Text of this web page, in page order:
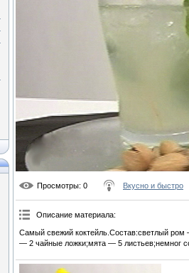
Просмотры: 0 Вкусно и быстро
Описание материала:
Самый свежий коктейль.Состав:светлый
— 2 чайные ложки;мята — 5 листьев;немног